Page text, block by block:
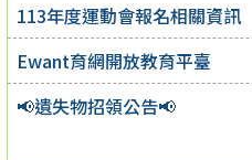
113年度運動會報名相關資訊
Ewant育網開放教育平臺
📢遺失物招領公告📢